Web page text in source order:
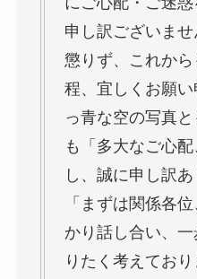
申し訳ございま
懲りず、これか
程、宜しくお願
っ青な空の写真
も「多大なご心
し、誠に申し訳あ
「まずは関係各
かり話し合い、
りたく考えてお